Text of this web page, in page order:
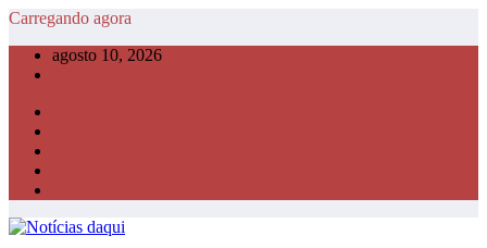
Pular
conteúdo
Carregando agora
agosto 10, 2026